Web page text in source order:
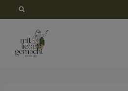
springen